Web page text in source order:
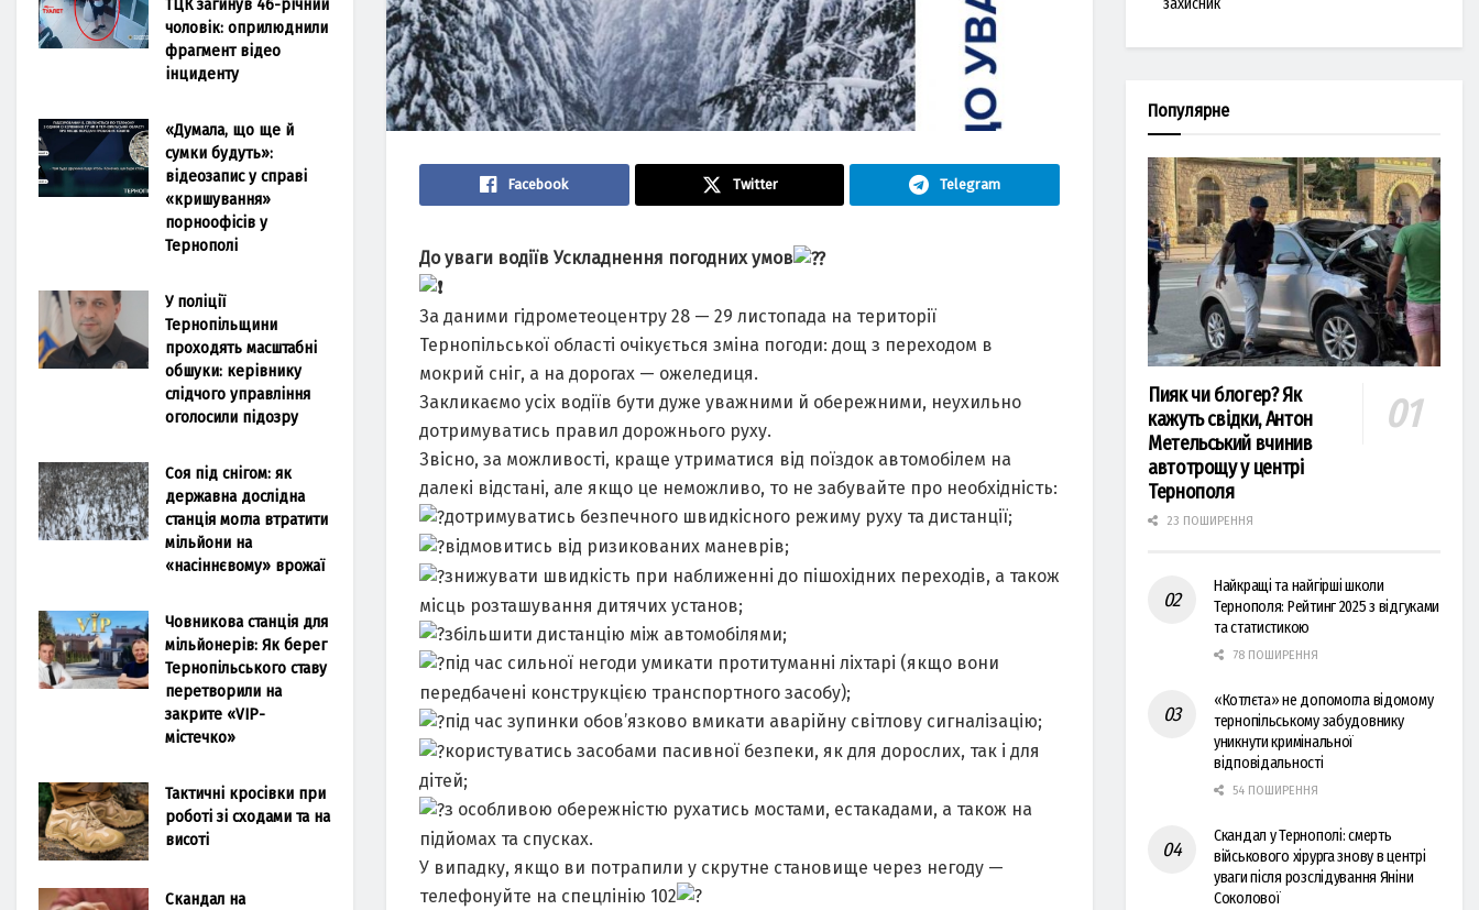
Facebook Twitter Telegram
До уваги водіїв Ускладнення погодних умов
За даними гідрометеоцентру 28 — 29 листопада на території
Тернопільської області очікується зміна погоди: дощ з переходом в
мокрий сніг, а на дорогах — ожеледиця.
Закликаємо усіх водіїв бути дуже уважними й обережними, неухильно
дотримуватись правил дорожнього руху.
Звісно, за можливості, краще утриматися від поїздок автомобілем на
далекі відстані, але якщо це неможливо, то не забувайте про необхідність:
дотримуватись безпечного швидкісного режиму руху та дистанції;
відмовитись від ризикованих маневрів;
знижувати швидкість при наближенні до пішохідних переходів, а також
місць розташування дитячих установ;
збільшити дистанцію між автомобілями;
під час сильної негоди умикати протитуманні ліхтарі (якщо вони
передбачені конструкцією транспортного засобу);
під час зупинки обов’язково вмикати аварійну світлову сигналізацію;
користуватись засобами пасивної безпеки, як для дорослих, так і для
дітей;
з особливою обережністю рухатись мостами, естакадами, а також на
підйомах та спусках.
У випадку, якщо ви потрапили у скрутне становище через негоду —
телефонуйте на спецлінію 102
чоловік: оприлюднили
фрагмент відео
інциденту
«Думала, що ще й
сумки будуть»:
відеозапис у справі
«кришування»
порноофісів у
Тернополі
У поліції
Тернопільщини
проходять масштабні
обшуки: керівнику
слідчого управління
оголосили підозру
Соя під снігом: як
державна дослідна
станція могла втратити
мільйони на
«насіннєвому» врожаї
Човникова станція для
мільйонерів: Як берег
Тернопільського ставу
перетворили на
закрите «VIP-
містечко»
Тактичні кросівки при
роботі зі сходами та на
висоті
Скандал на
захисник
Популярне
Пияк чи блогер? Як
кажуть свідки, Антон
Метельський вчинив
автотрощу у центрі
Тернополя
23 ПОШИРЕННЯ
Найкращі та найгірші школи
Тернополя: Рейтинг 2025 з відгуками
та статистикою
78 ПОШИРЕННЯ
«Котлєта» не допомогла відомому
тернопільському забудовнику
уникнути кримінальної
відповідальності
54 ПОШИРЕННЯ
Скандал у Тернополі: смерть
військового хірурга знову в центрі
уваги після розслідування Яніни
Соколової